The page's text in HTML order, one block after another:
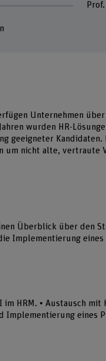
Unternehmen
wurden HR-
geeigneter Kandidaten.
um nicht alte, vertraute
Überblick über den
Implementierung
HRM. • Austausch
Implementierung eines